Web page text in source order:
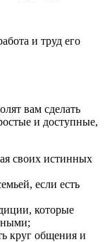
и труд его
вам сделать
и доступные,
своих истинных
если есть
которые
круг общения и